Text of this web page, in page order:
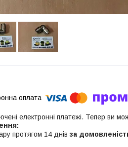
електронні платежі. Тепер ви
протягом 14 днів за